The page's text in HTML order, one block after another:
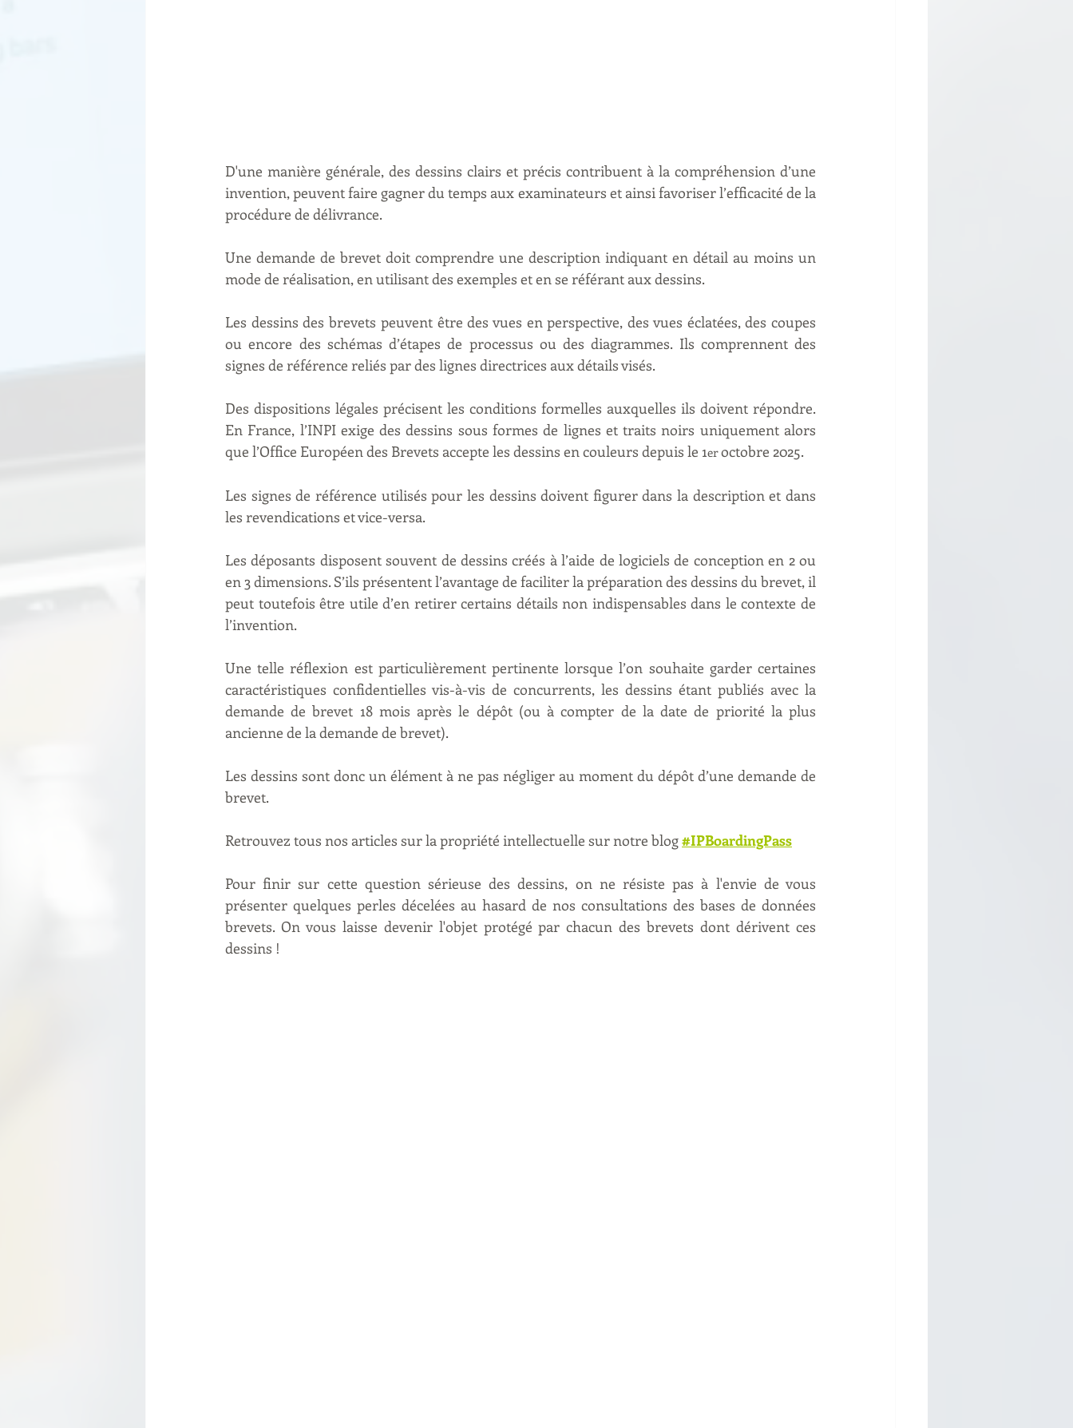
D'une manière générale, des dessins clairs et précis contribuent à la compréhension d’une
invention, peuvent faire gagner du temps aux examinateurs et ainsi favoriser l’efficacité de la
procédure de délivrance.
Une demande de brevet doit comprendre une description indiquant en détail au moins un
mode de réalisation, en utilisant des exemples et en se référant aux dessins.
Les dessins des brevets peuvent être des vues en perspective, des vues éclatées, des coupes
ou encore des schémas d’étapes de processus ou des diagrammes. Ils comprennent des
signes de référence reliés par des lignes directrices aux détails visés.
Des dispositions légales précisent les conditions formelles auxquelles ils doivent répondre.
En France, l’INPI exige des dessins sous formes de lignes et traits noirs uniquement alors
que l’Office Européen des Brevets accepte les dessins en couleurs depuis le 1er octobre 2025.
Les signes de référence utilisés pour les dessins doivent figurer dans la description et dans
les revendications et vice-versa.
Les déposants disposent souvent de dessins créés à l’aide de logiciels de conception en 2 ou
en 3 dimensions. S’ils présentent l’avantage de faciliter la préparation des dessins du brevet, il
peut toutefois être utile d’en retirer certains détails non indispensables dans le contexte de
l’invention.
Une telle réflexion est particulièrement pertinente lorsque l’on souhaite garder certaines
caractéristiques confidentielles vis-à-vis de concurrents, les dessins étant publiés avec la
demande de brevet 18 mois après le dépôt (ou à compter de la date de priorité la plus
ancienne de la demande de brevet).
Les dessins sont donc un élément à ne pas négliger au moment du dépôt d’une demande de
brevet.
Retrouvez tous nos articles sur la propriété intellectuelle sur notre blog #IPBoardingPass
Pour finir sur cette question sérieuse des dessins, on ne résiste pas à l'envie de vous
présenter quelques perles décelées au hasard de nos consultations des bases de données
brevets. On vous laisse devenir l'objet protégé par chacun des brevets dont dérivent ces
dessins !